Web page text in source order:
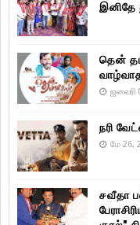
இனிதே
தென்
ஜனவரி
நரி
மே 26,
சவீதா